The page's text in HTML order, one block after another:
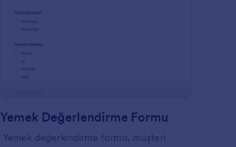
Yemek Değerlendirme Formu
Yemek değerlendirme formu, müşteri